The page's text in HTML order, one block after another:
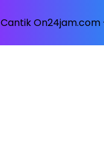
On24jam.com